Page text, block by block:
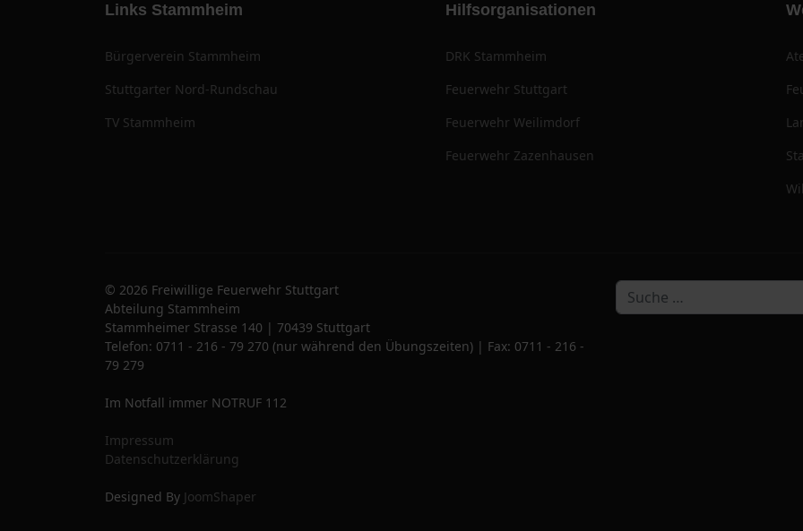
Links Stammheim
Bürgerverein Stammheim
Stuttgarter Nord-Rundschau
TV Stammheim
Hilfsorganisationen
DRK Stammheim
Feuerwehr Stuttgart
Feuerwehr Weilimdorf
Feuerwehr Zazenhausen
© 2026 Freiwillige Feuerwehr Stuttgart
Abteilung Stammheim
Stammheimer Strasse 140 | 70439 Stuttgart
Telefon: 0711 - 216 - 79 270 (nur während den Übungszeiten) | Fax: 0711 - 216 -
79 279
Im Notfall immer NOTRUF 112
Impressum
Datenschutzerklärung
Designed By JoomShaper